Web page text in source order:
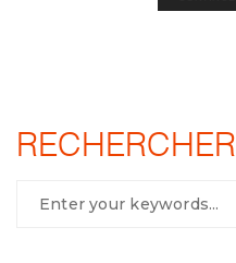
RECHERCHER